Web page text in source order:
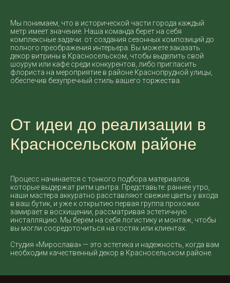
Мы понимаем, что в исторической части города каждый
метр имеет значение. Наша команда берет на себя
комплексные задачи: от создания сезонных композиций до
полного преображения интерьера. Вы можете заказать
декор витрины в Красносельском, чтобы выделить свой
шоурум или кафе среди конкурентов, либо пригласить
флориста на мероприятие в районе Краснопрудной улицы,
обеспечив безупречный стиль вашего торжества.
От идеи до реализации в
Красносельском районе
Процесс начинается с тонкого подбора материалов,
которые выдержат ритм центра. Представьте: раннее утро,
наши мастера аккуратно расставляют свежие цветы у входа
в ваш бутик, и уже к открытию первая группа прохожих
замирает в восхищении, рассматривая эстетичную
инсталляцию. Мы берем на себя логистику и монтаж, чтобы
вы могли сосредоточиться на гостях или клиентах.
Студия «Мирослава» — это эстетика и надежность, когда вам
необходим качественный декор в Красносельском районе.